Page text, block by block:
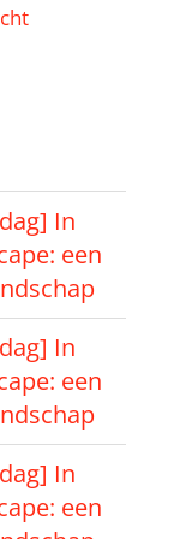
In
een
In
een
In
een